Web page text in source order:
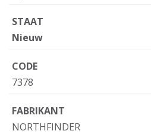
STAAT
Nieuw
CODE
7378
FABRIKANT
NORTHFINDER